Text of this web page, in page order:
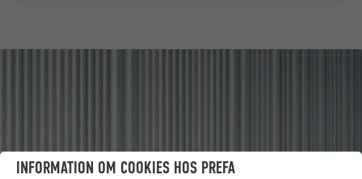
INFORMATION OM COOKIES HOS PREFA